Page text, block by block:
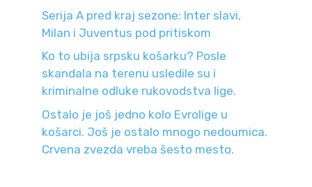
Serija A pred kraj sezone: Inter slavi,
Milan i Juventus pod pritiskom
Ko to ubija srpsku košarku? Posle
skandala na terenu usledile su i
kriminalne odluke rukovodstva lige.
Ostalo je još jedno kolo Evrolige u
košarci. Još je ostalo mnogo nedoumica.
Crvena zvezda vreba šesto mesto.